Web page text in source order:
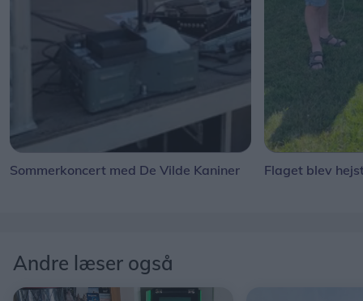
Sommerkoncert med De Vilde Kaniner Flaget blev
Andre læser også